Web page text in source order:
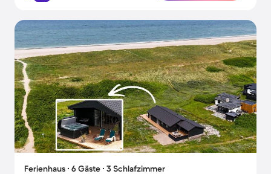
Ferienhaus ∙ 6 Gäste ∙ 3 Schlafzimmer